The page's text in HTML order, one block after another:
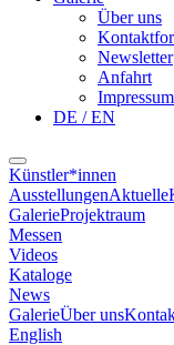
Über uns
Newsletter
Anfahrt
Impressum
DE / EN
Künstler*innen
AusstellungenAktuelle
GalerieProjektraum
Messen
Videos
Kataloge
News
GalerieÜber uns
English